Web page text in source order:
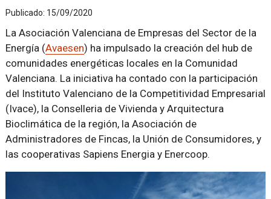
Publicado: 15/09/2020
La Asociación Valenciana de Empresas del Sector de la
Energía (Avaesen) ha impulsado la creación del hub de
comunidades energéticas locales en la Comunidad
Valenciana. La iniciativa ha contado con la participación
del Instituto Valenciano de la Competitividad Empresarial
(Ivace), la Conselleria de Vivienda y Arquitectura
Bioclimática de la región, la Asociación de
Administradores de Fincas, la Unión de Consumidores, y
las cooperativas Sapiens Energia y Enercoop.